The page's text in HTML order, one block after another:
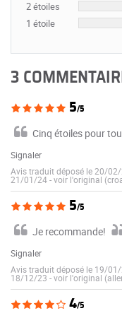
2 étoiles
1 étoile
3
5/5
Cinq étoiles pour
Signaler
Avis traduit déposé le 20/
21/01/24-voir l'original
5/5
Je recommande!
Signaler
Avis traduit déposé le 19/
18/12/23 -voir l'original
4/5